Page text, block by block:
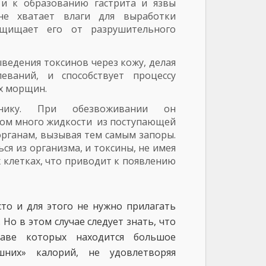
к образованию гастрита и язвы
хватает влаги для выработки
его от разрушительного
токсинов через кожу, делая
и способствует процессу
морщин.
При обезвоживании он
много жидкости из поступающей
вызывая тем самым запоры.
из организма, и токсины, не имея
что приводит к появлению
и для этого не нужно прилагать
в этом случае следует знать, что
которых находится большое
калорий, не удовлетворяя